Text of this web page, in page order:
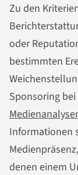
Zu den
oder
bestimmten
Sponsoring
Informationen
denen einem